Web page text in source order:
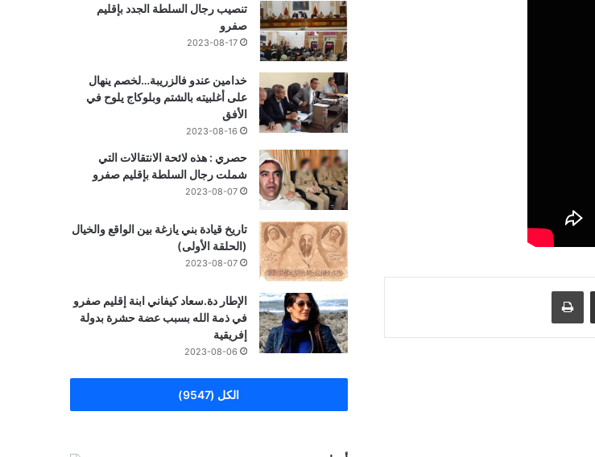
مشاركة عبر البريد طباعة
تنصيب رجال السلطة الجدد بإقليم
صفرو
2023-08-17
خدامين عندو فالزريبة…لخصم ينهال
على أغلبيته بالشتم وبلوكاج يلوح في
الأفق
2023-08-16
حصري : هذه لائحة الانتقالات التي
شملت رجال السلطة بإقليم صفرو
2023-08-07
تاريخ قيادة بني يازغة بين الواقع والخيال
(الحلقة الأولى)
2023-08-07
الإطار دة.سعاد كيفاني ابنة إقليم صفرو
في ذمة الله بسبب عضة حشرة بدولة
إفريقية
2023-08-06
الكل (9547)